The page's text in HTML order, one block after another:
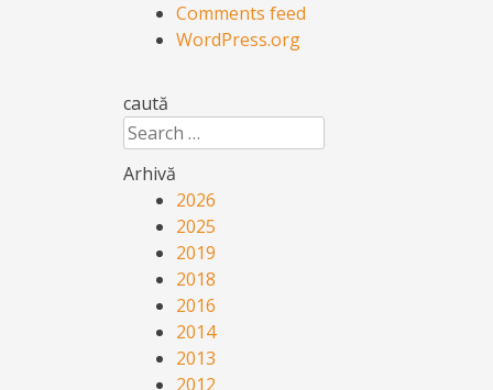
Comments feed
WordPress.org
caută
Search
Arhivă
2026
2025
2019
2018
2016
2014
2013
2012